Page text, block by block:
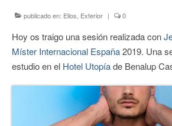
SEMANA SANTA
BLOG
SOBRE LM
CONTACTO
publicado en: Ellos Exterior | 0
Hoy os traigo una sesión realizada con
Míster Internacional España2019. Una
estudio en el Hotel Utopíade Benalup